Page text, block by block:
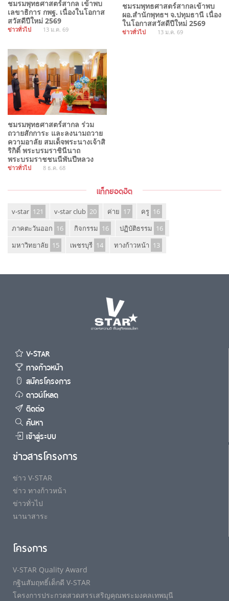
ชมรมพุทธศาสตร์สากล เข้าพบ
เลขาธิการ กพฐ. เนื่องในโอกาส
สวัสดีปีใหม่ 2569
ข่าวทั่วไป 13 ม.ค. 69
ชมรมพุทธศาสตร์สากลเข้าพบ
ผอ.สำนักพุทธฯ จ.ปทุมธานี เนื่อง
ในโอกาสสวัสดีปีใหม่ 2569
ข่าวทั่วไป 13 ม.ค. 69
ชมรมพุทธศาสตร์สากล ร่วม
ถวายสักการะ และลงนามถวาย
ความอาลัย สมเด็จพระนางเจ้าสิ
ริกิติ์ พระบรมราชินีนาถ
พระบรมราชชนนีพันปีหลวง
ข่าวทั่วไป 8 ธ.ค. 68
แท็กยอดฮิต
v-star 121 v-star club 20 ค่าย 17 ครู 16
ภาคตะวันออก 16 กิจกรรม 16 ปฏิบัติธรรม 16
มหาวิทยาลัย 15 เพชรบุรี 14 ทางก้าวหน้า 13
V-STAR
ทางก้าวหน้า
สมัครโครงการ
ดาวน์โหลด
ติดต่อ
ค้นหา
เข้าสู่ระบบ
ข่าวสารโครงการ
ข่าว V-STAR
ข่าว ทางก้าวหน้า
ข่าวทั่วไป
นานาสาระ
โครงการ
V-STAR Quality Award
กฐินสัมฤทธิ์เด็กดี V-STAR
โครงการประกวดสวดสรรเสริญคุณพระมงคลเทพมุนี